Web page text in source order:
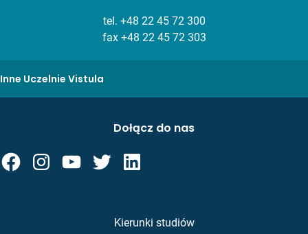
tel. +48 22 45 72 300
fax +48 22 45 72 303
Inne Uczelnie Vistula
Kierunki studiów
Dołącz do nas